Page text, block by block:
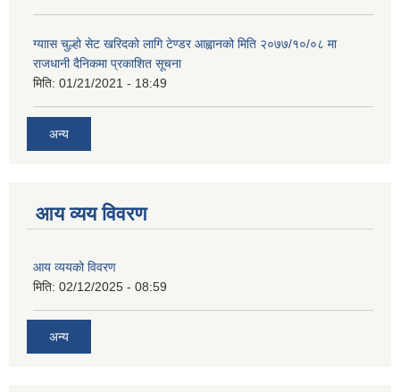
ग्याास चुल्हो सेट खरिदको लागि टेण्डर आह्वानको मिति २०७७/१०/०८ मा
राजधानी दैनिकमा प्रकाशित सूचना
मिति: 01/21/2021 - 18:49
अन्य
आय व्यय विवरण
आय व्ययको विवरण
मिति: 02/12/2025 - 08:59
अन्य